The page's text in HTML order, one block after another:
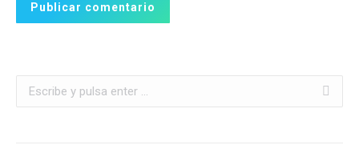
Publicar comentario
Buscar: